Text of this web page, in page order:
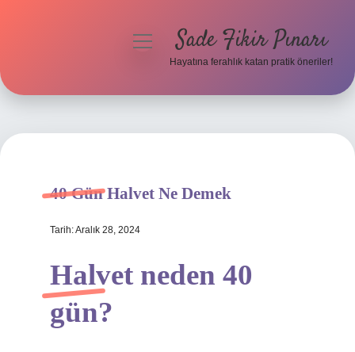
Hakkımızda
menüyüSade Fikir Pınarı
Hayatına ferahlık katan pratik öneriler!
40 Gün Halvet Ne Demek
Tarih: Aralık 28, 2024
Halvet neden 40
gün?